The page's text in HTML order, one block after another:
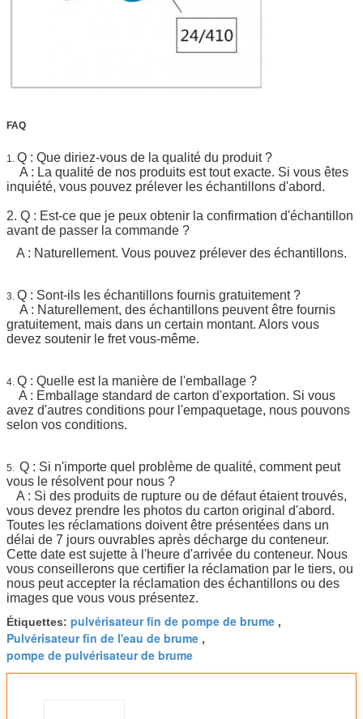
FAQ
1. Q : Que diriez-vous de la qualité du produit ?
A : La qualité de nos produits est tout exacte. Si vous êtes
inquiété, vous pouvez prélever les échantillons d'abord.
2. Q : Est-ce que je peux obtenir la confirmation d'échantillon
avant de passer la commande ?
A : Naturellement. Vous pouvez prélever des échantillons.
3. Q : Sont-ils les échantillons fournis gratuitement ?
A : Naturellement, des échantillons peuvent être fournis
gratuitement, mais dans un certain montant. Alors vous
devez soutenir le fret vous-même.
4. Q : Quelle est la manière de l'emballage ?
A : Emballage standard de carton d'exportation. Si vous
avez d'autres conditions pour l'empaquetage, nous pouvons
selon vos conditions.
5. Q : Si n'importe quel problème de qualité, comment peut
vous le résolvent pour nous ?
A : Si des produits de rupture ou de défaut étaient trouvés,
vous devez prendre les photos du carton original d'abord.
Toutes les réclamations doivent être présentées dans un
délai de 7 jours ouvrables après décharge du conteneur.
Cette date est sujette à l'heure d'arrivée du conteneur. Nous
vous conseillerons que certifier la réclamation par le tiers, ou
nous peut accepter la réclamation des échantillons ou des
images que vous vous présentez.
Étiquettes: pulvérisateur fin de pompe de brume ,
Pulvérisateur fin de l'eau de brume ,
pompe de pulvérisateur de brume